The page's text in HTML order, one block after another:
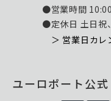
●営業時間
●定休日 土日祝
＞ 営業日カレ
ユーロポート公